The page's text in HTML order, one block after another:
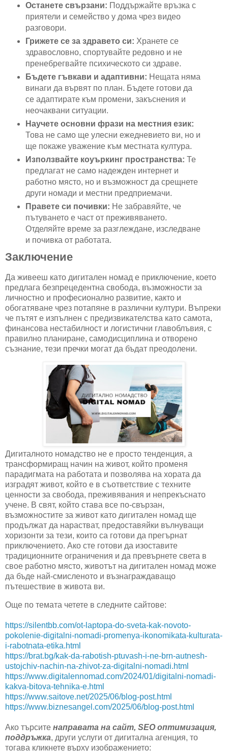
Останете свързани: Поддържайте връзка с
приятели и семейство у дома чрез видео
разговори.
Грижете се за здравето си: Хранете се
здравословно, спортувайте редовно и не
пренебрегвайте психическото си здраве.
Бъдете гъвкави и адаптивни: Нещата няма
винаги да вървят по план. Бъдете готови да
се адаптирате към промени, закъснения и
неочаквани ситуации.
Научете основни фрази на местния език:
Това не само ще улесни ежедневието ви, но и
ще покаже уважение към местната култура.
Използвайте коуъркинг пространства: Те
предлагат не само надежден интернет и
работно място, но и възможност да срещнете
други номади и местни предприемачи.
Правете си почивки: Не забравяйте, че
пътуването е част от преживяването.
Отделяйте време за разглеждане, изследване
и почивка от работата.
Заключение
Да живееш като дигитален номад е приключение, което
предлага безпрецедентна свобода, възможности за
личностно и професионално развитие, както и
обогатяване чрез потапяне в различни култури. Въпреки
че пътят е изпълнен с предизвикателства като самота,
финансова нестабилност и логистични главоблъвия, с
правилно планиране, самодисциплина и отворено
съзнание, тези пречки могат да бъдат преодолени.
Дигиталното номадство не е просто тенденция, а
трансформиращ начин на живот, който променя
парадигмата на работата и позволява на хората да
изградят живот, който е в съответствие с техните
ценности за свобода, преживявания и непрекъснато
учене. В свят, който става все по-свързан,
възможностите за живот като дигитален номад ще
продължат да нарастват, предоставяйки вълнуващи
хоризонти за тези, които са готови да прегърнат
приключението. Ако сте готови да изоставите
традиционните ограничения и да превърнете света в
свое работно място, животът на дигитален номад може
да бъде най-смисленото и възнаграждаващо
пътешествие в живота ви.
Още по темата четете в следните сайтове:
https://silentbb.com/ot-laptopa-do-sveta-kak-novoto-
pokolenie-digitalni-nomadi-promenya-ikonomikata-kulturata-
i-rabotnata-etika.html
https://brat.bg/kak-da-rabotish-ptuvash-i-ne-brn-autnesh-
ustojchiv-nachin-na-zhivot-za-digitalni-nomadi.html
https://www.digitalennomad.com/2024/01/digitalni-nomadi-
kakva-bitova-tehnika-e.html
https://www.saitove.net/2025/06/blog-post.html
https://www.biznesangel.com/2025/06/blog-post.html
Ако търсите направата на сайт, SEO оптимизация,
поддръжка, други услуги от дигитална агенция, то
тогава кликнете върху изображението: